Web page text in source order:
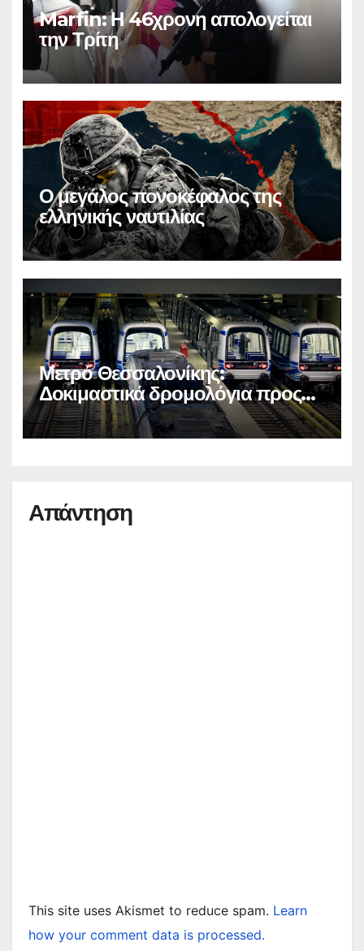
Marfin: Η 46χρονη απολογείται
την Τρίτη
Ο μεγάλος πονοκέφαλος της
ελληνικής ναυτιλίας
Μετρό Θεσσαλονίκης:
Δοκιμαστικά δρομολόγια προς
Καλαμαριά
Απάντηση
This site uses Akismet to reduce spam. Learn
how your comment data is processed.